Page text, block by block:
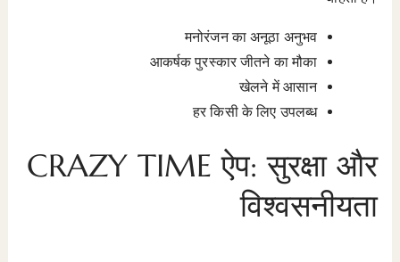
मनोरंजन का अनूठा अनुभव
आकर्षक पुरस्कार जीतने का मौका
खेलने में आसान
हर किसी के लिए उपलब्ध
CRAZY TIME ऐप: सुरक्षा और
विश्वसनीयता